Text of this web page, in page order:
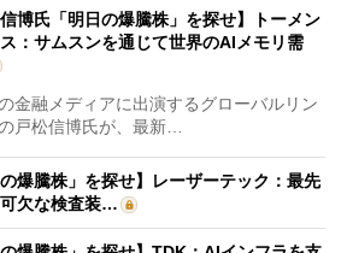
信博氏「明日の爆騰株」を探せ】トーメン
：サムスンを通じて世界のAIメモリ需
金融メディアに出演するグローバルリン
戸松信博氏が、最新…
の爆騰株」を探せ】レーザーテック：最先
欠な検査装…